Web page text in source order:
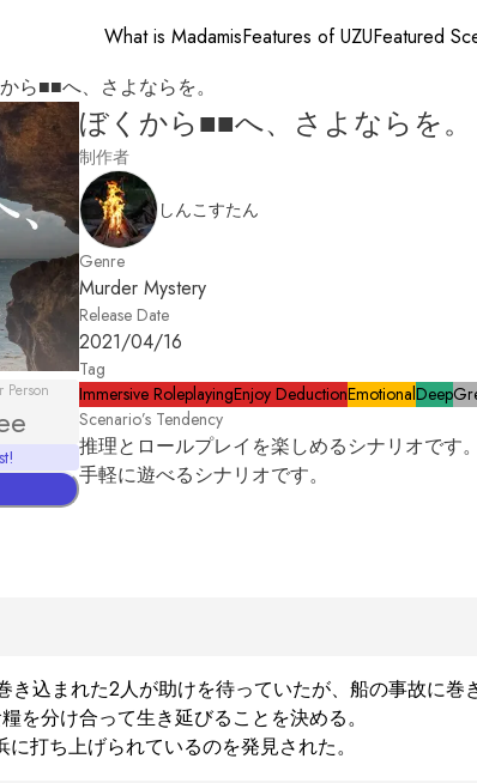
What is MadamisFeatures of UZUFeatured
ら■■へ、さよならを。
Person
ぼくから■■へ、さよならを。
制作者
しんこすたん
Genre
Murder Mystery
Release Date
2021/04/16
Tag
Immersive RoleplayingEnjoy DeductionEmotionalDeep
Scenario’s Tendency
推理とロールプレイを楽しめるシナリオです。
手軽に遊べるシナリオです。
込まれた2人が助けを待っていたが、船の事故に
を分け合って生き延びることを決める。
打ち上げられているのを発見された。